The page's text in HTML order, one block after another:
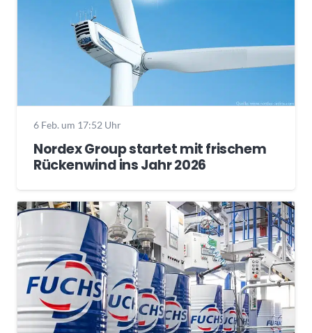
6 Feb. um 17:52 Uhr
Nordex Group startet mit frischem
Rückenwind ins Jahr 2026